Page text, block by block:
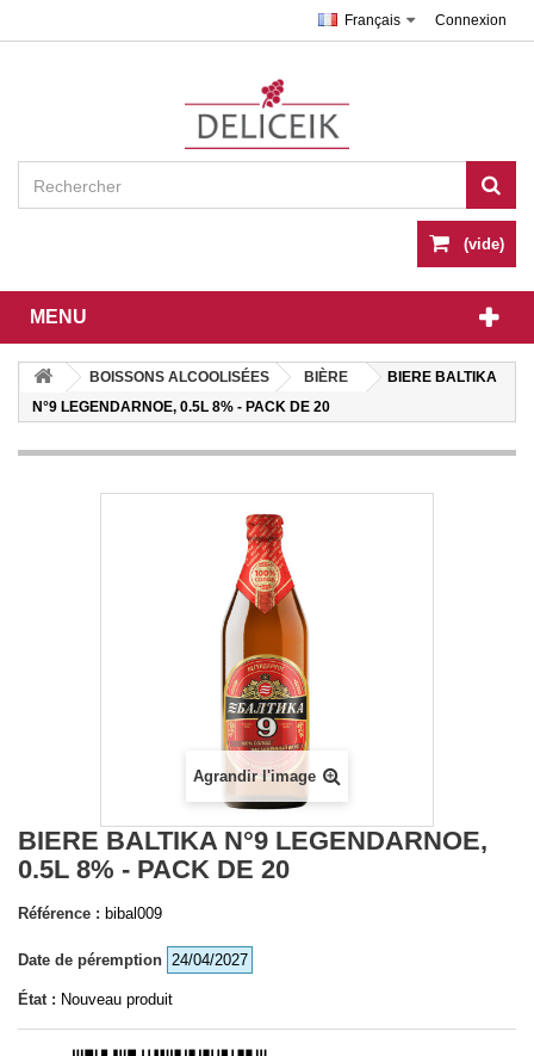
Connexion
Français
(vide)
MENU
BOISSONS ALCOOLISÉES BIÈRE
BIERE BALTIKA
N°9 LEGENDARNOE, 0.5L 8% - PACK DE 20
Agrandir l'image
BIERE BALTIKA N°9 LEGENDARNOE,
0.5L 8% - PACK DE 20
Référence : bibal009
Date de péremption 24/04/2027
État : Nouveau produit